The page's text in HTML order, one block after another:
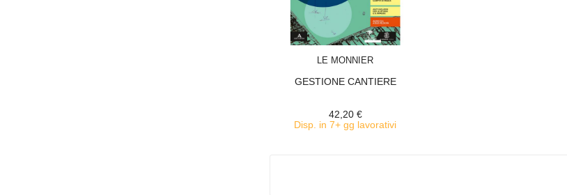
LE MONNIER
GESTIONE CANTIERE
42,20 €
Disp. in 7+ gg lavorativi